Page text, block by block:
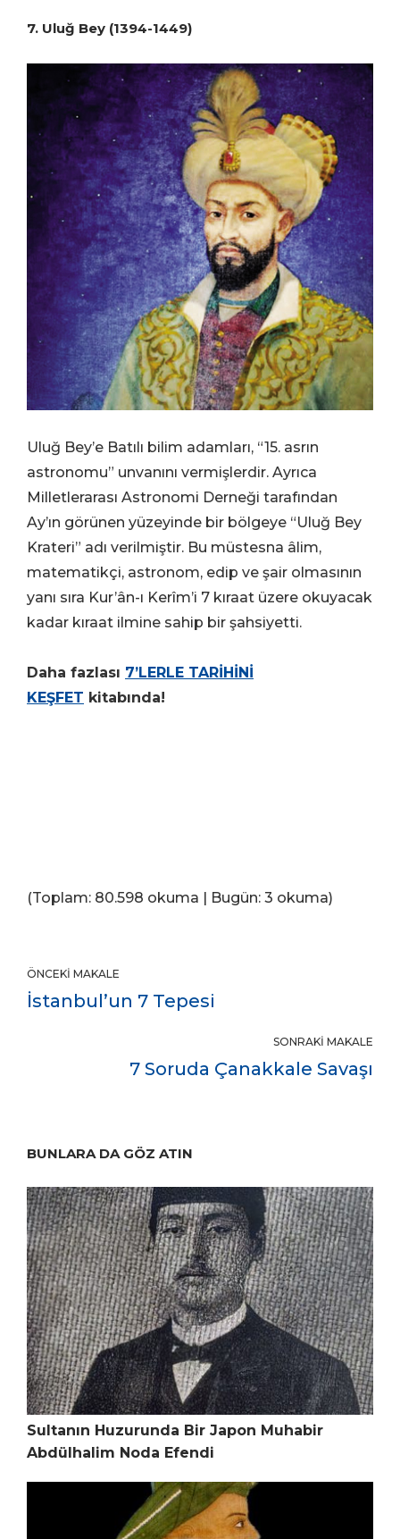
7. Uluğ Bey (1394-1449)
Uluğ Bey’e Batılı bilim adamları, “15. asrın
astronomu” unvanını vermişlerdir. Ayrıca
Milletlerarası Astronomi Derneği tarafından
Ay’ın görünen yüzeyinde bir bölgeye “Uluğ Bey
Krateri” adı verilmiştir. Bu müstesna âlim,
matematikçi, astronom, edip ve şair olmasının
yanı sıra Kur’ân-ı Kerîm’i 7 kıraat üzere okuyacak
kadar kıraat ilmine sahip bir şahsiyetti.
Daha fazlası 7’LERLE TARİHİNİ
KEŞFET kitabında!
(Toplam: 80.598 okuma | Bugün: 3 okuma)
ÖNCEKI MAKALE
İstanbul’un 7 Tepesi
SONRAKI MAKALE
7 Soruda Çanakkale Savaşı
BUNLARA DA GÖZ ATIN
Sultanın Huzurunda Bir Japon Muhabir
Abdülhalim Noda Efendi